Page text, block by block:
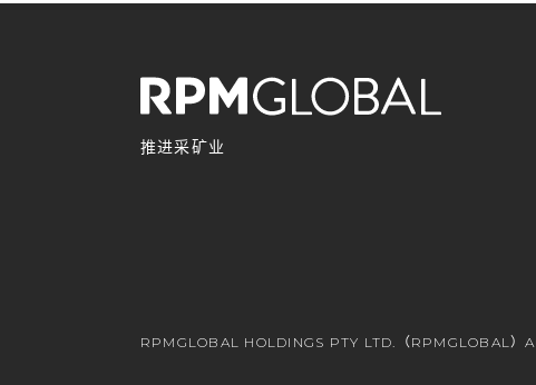
推进采矿业
RPMGLOBAL HOLDINGS PTY LTD.（RPMGLOBAL